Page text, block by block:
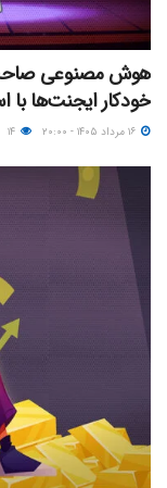
هوش مصنوعی صاحب
خودکار ایجنت‌ها با